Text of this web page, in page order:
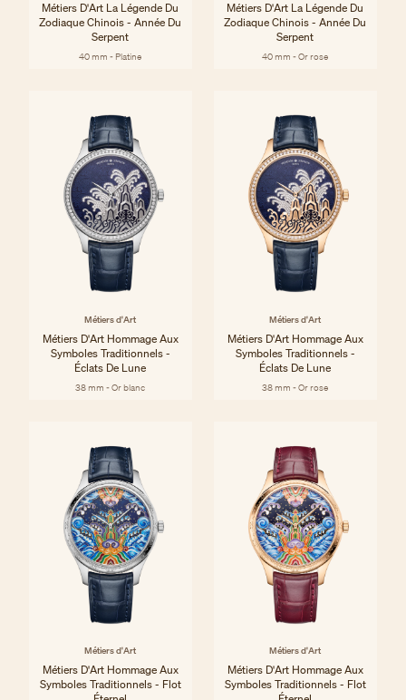
Métiers D'Art La Légende Du
Zodiaque Chinois - Année Du
Serpent
40 mm - Platine
Métiers D'Art La Légende Du
Zodiaque Chinois - Année Du
Serpent
40 mm - Or rose
Métiers d'Art
Métiers D'Art Hommage Aux
Symboles Traditionnels -
Éclats De Lune
38 mm - Or blanc
Métiers d'Art
Métiers D'Art Hommage Aux
Symboles Traditionnels -
Éclats De Lune
38 mm - Or rose
Métiers d'Art
Métiers D'Art Hommage Aux
Symboles Traditionnels - Flot
Métiers d'Art
Métiers D'Art Hommage Aux
Symboles Traditionnels - Flot